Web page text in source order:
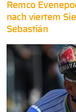
Remco
nach viertem
Sebastián